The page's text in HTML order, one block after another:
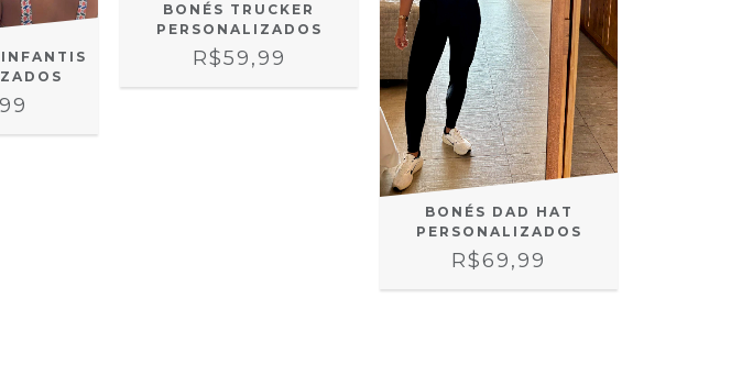
BONÉS TRUCKER
PERSONALIZADOS
R$59,99
BONÉS DAD HAT
PERSONALIZADOS
R$69,99